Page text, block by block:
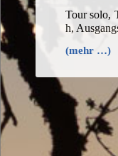
Tour solo,
h,
(mehr …)